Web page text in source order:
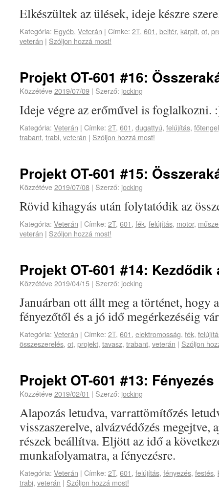
Elkészültek az ülések, ideje készre
Kategória: Egyéb, Veterán | Címke: 2T, 601, beltér, kárpit, ot,
veterán | Szóljon hozzá most!
Projekt OT-601 #16:
Közzétéve2019/07/09 | Szerző: jocking
Ideje végre az erőművel is foglalkozni.
Kategória: Veterán | Címke: 2T, 601, dugattyú, felújítás,
trabant, trabi, veterán | Szóljon hozzá most!
Projekt OT-601 #15:
Közzétéve2019/07/08 | Szerző: jocking
Rövid kihagyás után folytatódik az
Kategória: Veterán | Címke: 2T, 601, fék, felújítás, motor,
veterán | Szóljon hozzá most!
Projekt OT-601 #14:
Közzétéve2019/04/15 | Szerző: jocking
Januárban ott állt meg a történet, hogy
fényezőtől és a jó idő megérkezéséig
Kategória: Veterán | Címke: 2T, 601, elektromosság, fék,
összeszerelés, ot, projekt, tavasz, trabant, veterán | Szóljon
Projekt OT-601 #13: Fényezés
Közzétéve2019/02/01 | Szerző: jocking
Alapozás letudva, varrattömítőzés
visszaszerelve, alvázvédőzés
részek beállítva. Eljött az idő a
munkafolyamatra, a fényezésre.
Kategória: Veterán | Címke: 2T, 601, felújítás, fényezés, festés,
trabi, veterán | Szóljon hozzá most!